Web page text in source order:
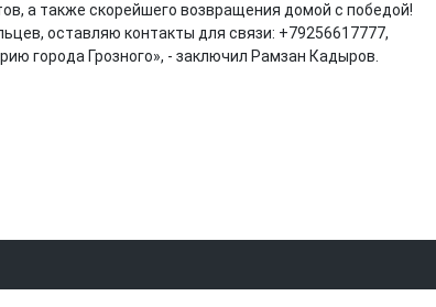
а также скорейшего возвращения домой с победой!
оставляю контакты для связи: +79256617777,
города Грозного», - заключил Рамзан Кадыров.